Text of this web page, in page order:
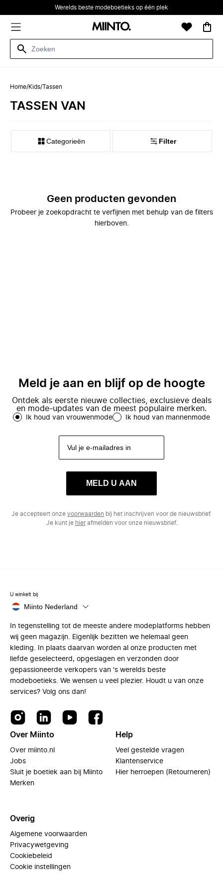
Werelds beste modeboetieks op één plek
Home/Kids/Tassen
TASSEN VAN
Categorieën Filter
Geen producten gevonden
Probeer je zoekopdracht te verfijnen met behulp van de filters
hierboven.
Meld je aan en blijf op de hoogte
Ontdek als eerste nieuwe collecties, exclusieve deals
en mode-updates van de meest populaire merken.
Ik houd van vrouwenmode Ik houd van mannenmode
MELD U AAN
Je accepteert onze voorwaarden bij het inschrijven voor de nieuwsbrief.
Je kunt je hierafmelden voor onze nieuwsbrief.
U winkelt bij
Miinto Nederland
In tegenstelling tot de meeste andere modeplatforms hebben
wij geen magazijn. Eigenlijk bezitten we helemaal geen
kleding. In plaats daarvan worden al onze producten met
liefde geselecteerd, opgeslagen en verzonden door
gepassioneerde verkopers van 's werelds beste
modeboetieks. We wensen u veel plezier. Houdt u van onze
services? Volg ons dan!
Over Miinto
Over miinto.nl
Jobs
Sluit je boetiek aan bij Miinto
Merken
Help
Veel gestelde vragen
Klantenservice
Hier herroepen (Retourneren)
Overig
Algemene voorwaarden
Privacywetgeving
Cookiebeleid
Cookie instellingen